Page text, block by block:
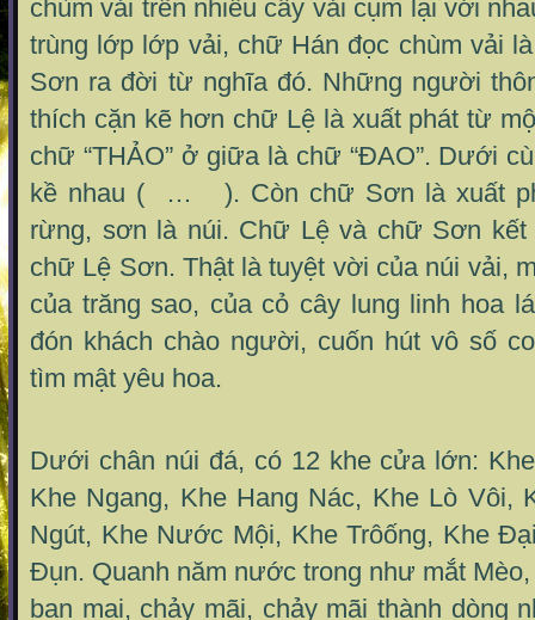
chùm vải trên nhiều cây vải cụm lại với
trùng lớp lớp vải, chữ Hán đọc chùm vải
Sơn ra đời từ nghĩa đó. Những người
thích cặn kẽ hơn chữ Lệ là xuất phát từ
chữ “THẢO” ở giữa là chữ “ĐAO”. Dưới
kề nhau ( … ). Còn chữ Sơn là xuất
rừng, sơn là núi. Chữ Lệ và chữ Sơn kết
chữ Lệ Sơn. Thật là tuyệt vời của núi vải,
của trăng sao, của cỏ cây lung linh hoa
đón khách chào người, cuốn hút vô số
tìm mật yêu hoa.
Dưới chân núi đá, có 12 khe cửa lớn:
Khe Ngang, Khe Hang Nác, Khe Lò Vôi,
Ngút, Khe Nước Mội, Khe Trôống, Khe
Đụn. Quanh năm nước trong như mắt
ban mai, chảy mãi, chảy mãi thành dòng